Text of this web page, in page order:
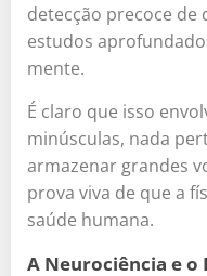
detecção precoce de
estudos
mente.
É claro que isso
minúsculas, nada
armazenar grandes
prova viva de que a
saúde humana.
A Neurociência e o